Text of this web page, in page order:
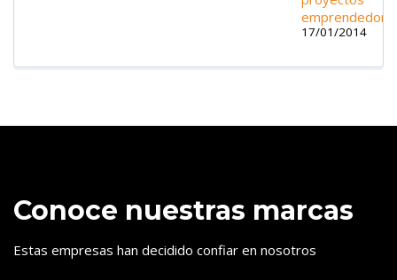
17/01/2014
Conoce nuestras marcas
Estas empresas han decidido confiar en nosotros